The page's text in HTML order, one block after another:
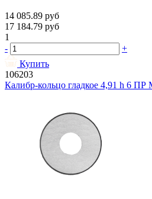
14 085.89 руб
17 184.79 руб
1
-
+
Купить
106203
Калибр-кольцо гладкое 4,91 h 6